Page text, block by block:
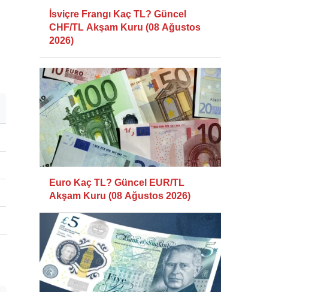
İsviçre Frangı Kaç TL? Güncel
CHF/TL Akşam Kuru (08 Ağustos
2026)
Euro Kaç TL? Güncel EUR/TL
Akşam Kuru (08 Ağustos 2026)